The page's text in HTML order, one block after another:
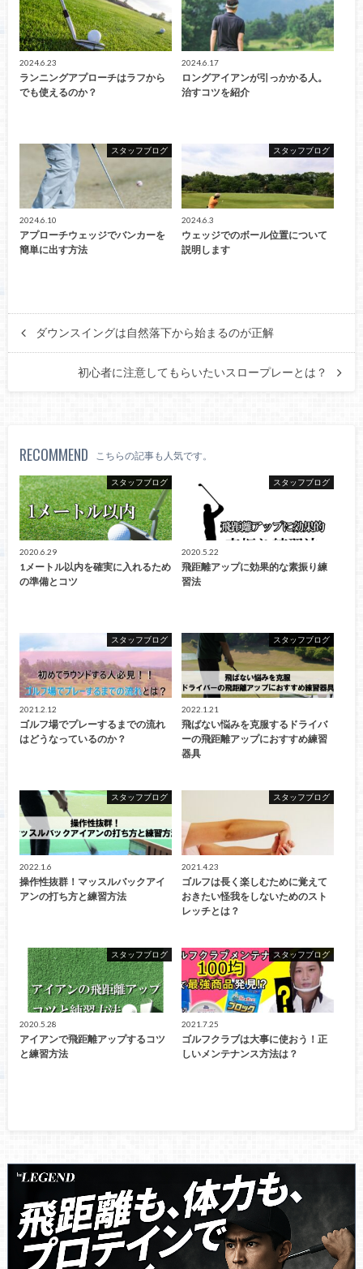
2024.6.23
ランニングアプローチはラフから
でも使えるのか？
2024.6.17
ロングアイアンが引っかかる人。
治すコツを紹介
スタッフブログ
2024.6.10
アプローチウェッジでバンカーを
簡単に出す方法
スタッフブログ
2024.6.3
ウェッジでのボール位置について
説明します
ダウンスイングは自然落下から始まるのが正解
初心者に注意してもらいたいスロープレーとは？
RECOMMEND こちらの記事も人気です。
スタッフブログ
2020.6.29
1メートル以内を確実に入れるため
の準備とコツ
スタッフブログ
2020.5.22
飛距離アップに効果的な素振り練
習法
スタッフブログ
2021.2.12
ゴルフ場でプレーするまでの流れ
はどうなっているのか？
スタッフブログ
2022.1.21
飛ばない悩みを克服するドライバ
ーの飛距離アップにおすすめ練習
器具
スタッフブログ
2022.1.6
操作性抜群！マッスルバックアイ
アンの打ち方と練習方法
スタッフブログ
2021.4.23
ゴルフは長く楽しむために覚えて
おきたい怪我をしないためのスト
レッチとは？
スタッフブログ
2020.5.28
アイアンで飛距離アップするコツ
と練習方法
スタッフブログ
2021.7.25
ゴルフクラブは大事に使おう！正
しいメンテナンス方法は？